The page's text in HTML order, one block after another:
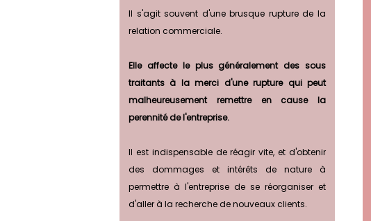
Il s'agit souvent d'une brusque rupture de la
relation commerciale.
Elle affecte le plus généralement des sous
traitants à la merci d'une rupture qui peut
malheureusement remettre en cause la
perennité de l'entreprise.
Il est indispensable de réagir vite, et d'obtenir
des dommages et intérêts de nature à
permettre à l'entreprise de se réorganiser et
d'aller à la recherche de nouveaux clients.